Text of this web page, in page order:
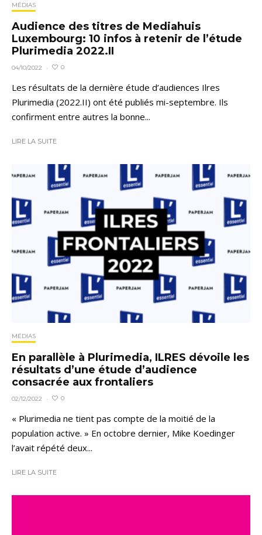
MÉDIAS
Audience des titres de Mediahuis
Luxembourg: 10 infos à retenir de l’étude
Plurimedia 2022.II
04/10/2022 · 0
Les résultats de la dernière étude d’audiences Ilres
Plurimedia (2022.II) ont été publiés mi-septembre. Ils
confirment entre autres la bonne...
LIRE LA SUITE
MÉDIAS
En parallèle à Plurimedia, ILRES dévoile les
résultats d’une étude d’audience
consacrée aux frontaliers
02/12/2022 · 0
« Plurimedia ne tient pas compte de la moitié de la
population active. » En octobre dernier, Mike Koedinger
l’avait répété deux...
LIRE LA SUITE